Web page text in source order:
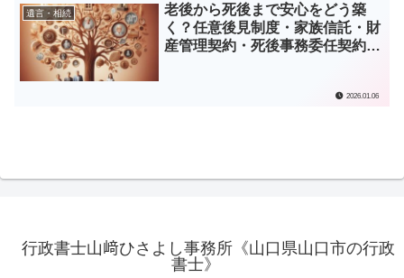
遺言・相続
老後から死後まで安心をどう築
く？任意後見制度・家族信託・財
産管理契約・死後事務委任契約の
2026.01.06
行政書士山﨑ひさよし事務所《山口県山口市の行政
書士》